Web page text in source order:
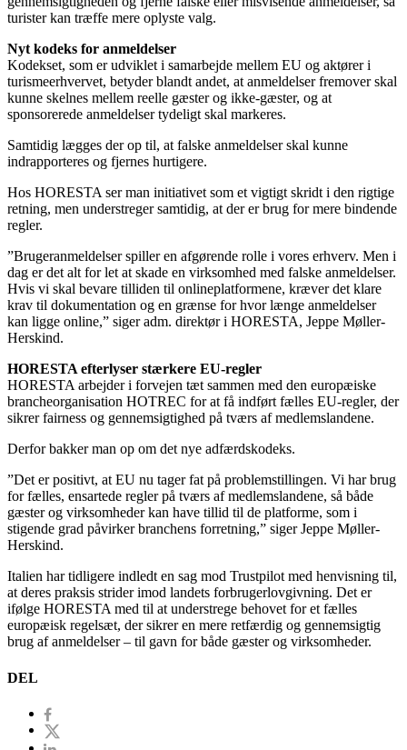
turister kan træffe mere oplyste valg.
Nyt kodeks for anmeldelser
Kodekset, som er udviklet i samarbejde mellem EU og aktører i
turismeerhvervet, betyder blandt andet, at anmeldelser fremover skal
kunne skelnes mellem reelle gæster og ikke-gæster, og at
sponsorerede anmeldelser tydeligt skal markeres.
Samtidig lægges der op til, at falske anmeldelser skal kunne
indrapporteres og fjernes hurtigere.
Hos HORESTA ser man initiativet som et vigtigt skridt i den rigtige
retning, men understreger samtidig, at der er brug for mere bindende
regler.
”Brugeranmeldelser spiller en afgørende rolle i vores erhverv. Men i
dag er det alt for let at skade en virksomhed med falske anmeldelser.
Hvis vi skal bevare tilliden til onlineplatformene, kræver det klare
krav til dokumentation og en grænse for hvor længe anmeldelser
kan ligge online,” siger adm. direktør i HORESTA, Jeppe Møller-
Herskind.
HORESTA efterlyser stærkere EU-regler
HORESTA arbejder i forvejen tæt sammen med den europæiske
brancheorganisation HOTREC for at få indført fælles EU-regler, der
sikrer fairness og gennemsigtighed på tværs af medlemslandene.
Derfor bakker man op om det nye adfærdskodeks.
”Det er positivt, at EU nu tager fat på problemstillingen. Vi har brug
for fælles, ensartede regler på tværs af medlemslandene, så både
gæster og virksomheder kan have tillid til de platforme, som i
stigende grad påvirker branchens forretning,” siger Jeppe Møller-
Herskind.
Italien har tidligere indledt en sag mod Trustpilot med henvisning til,
at deres praksis strider imod landets forbrugerlovgivning. Det er
ifølge HORESTA med til at understrege behovet for et fælles
europæisk regelsæt, der sikrer en mere retfærdig og gennemsigtig
brug af anmeldelser – til gavn for både gæster og virksomheder.
DEL